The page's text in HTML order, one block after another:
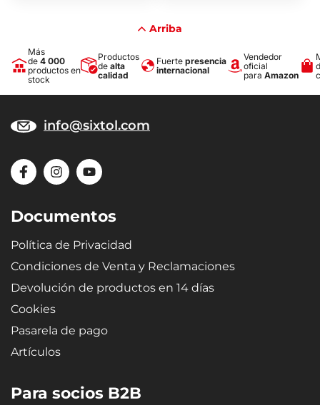
Arriba
Más
de 4 000
productos en
stock
Productos
de alta
calidad
Fuerte presencia
internacional
Vendedor
oficial
para Amazon
info@sixtol.com
Documentos
Política de Privacidad
Condiciones de Venta y Reclamaciones
Devolución de productos en 14 días
Cookies
Pasarela de pago
Artículos
Para socios B2B